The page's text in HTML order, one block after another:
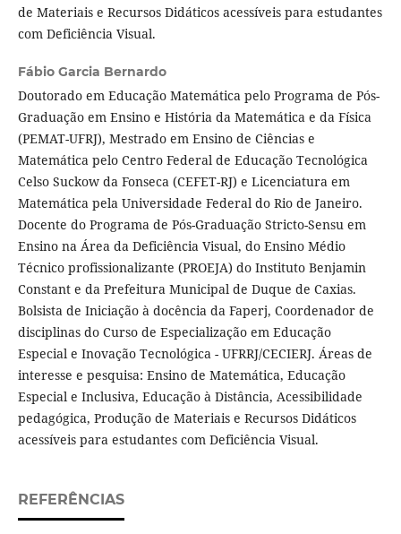
de Materiais e Recursos Didáticos acessíveis para estudantes
com Deficiência Visual.
Fábio Garcia Bernardo
Doutorado em Educação Matemática pelo Programa de Pós-
Graduação em Ensino e História da Matemática e da Física
(PEMAT-UFRJ), Mestrado em Ensino de Ciências e
Matemática pelo Centro Federal de Educação Tecnológica
Celso Suckow da Fonseca (CEFET-RJ) e Licenciatura em
Matemática pela Universidade Federal do Rio de Janeiro.
Docente do Programa de Pós-Graduação Stricto-Sensu em
Ensino na Área da Deficiência Visual, do Ensino Médio
Técnico profissionalizante (PROEJA) do Instituto Benjamin
Constant e da Prefeitura Municipal de Duque de Caxias.
Bolsista de Iniciação à docência da Faperj, Coordenador de
disciplinas do Curso de Especialização em Educação
Especial e Inovação Tecnológica - UFRRJ/CECIERJ. Áreas de
interesse e pesquisa: Ensino de Matemática, Educação
Especial e Inclusiva, Educação à Distância, Acessibilidade
pedagógica, Produção de Materiais e Recursos Didáticos
acessíveis para estudantes com Deficiência Visual.
REFERÊNCIAS